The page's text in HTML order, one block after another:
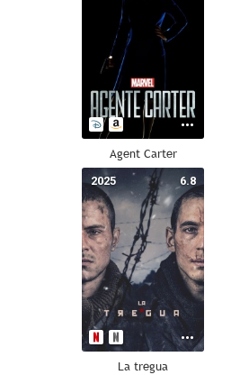
Agent Carter
6.8
2025
La tregua